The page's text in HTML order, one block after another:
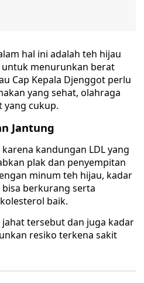
hal ini adalah teh hijau
menurunkan berat
Cap Kepala Djenggot perlu
yang sehat, olahraga
yang cukup.
Jantung
kandungan LDL yang
plak dan penyempitan
minum teh hijau, kadar
berkurang serta
baik.
tersebut dan juga kadar
resiko terkena sakit